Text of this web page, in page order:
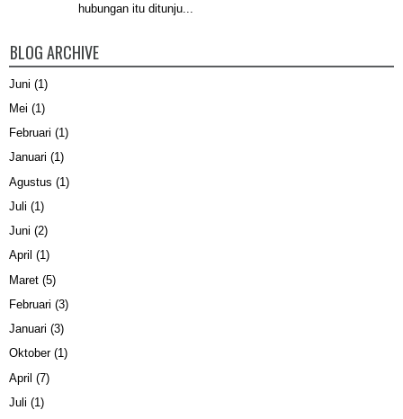
hubungan itu ditunju...
BLOG ARCHIVE
Juni (1)
Mei (1)
Februari (1)
Januari (1)
Agustus (1)
Juli (1)
Juni (2)
April (1)
Maret (5)
Februari (3)
Januari (3)
Oktober(1)
April (7)
Juli (1)